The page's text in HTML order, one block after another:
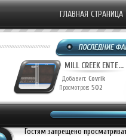
ГЛАВНАЯ СТРАНИЦА
MILL CREEK ENTE...
Добавил: Covrik
Просмотров: 502
Гостям запрещено